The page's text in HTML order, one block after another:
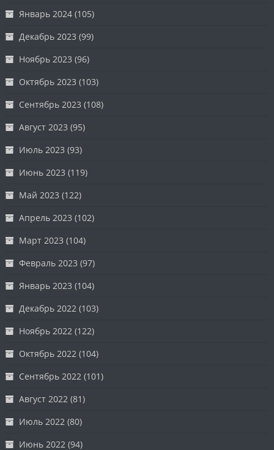
Январь 2024 (105)
Декабрь 2023 (99)
Ноябрь 2023 (96)
Октябрь 2023 (103)
Сентябрь 2023 (108)
Август 2023 (95)
Июль 2023 (93)
Июнь 2023 (119)
Май 2023 (122)
Апрель 2023 (102)
Март 2023 (104)
Февраль 2023 (97)
Январь 2023 (104)
Декабрь 2022 (103)
Ноябрь 2022 (122)
Октябрь 2022 (104)
Сентябрь 2022 (101)
Август 2022 (81)
Июль 2022 (80)
Июнь 2022 (94)